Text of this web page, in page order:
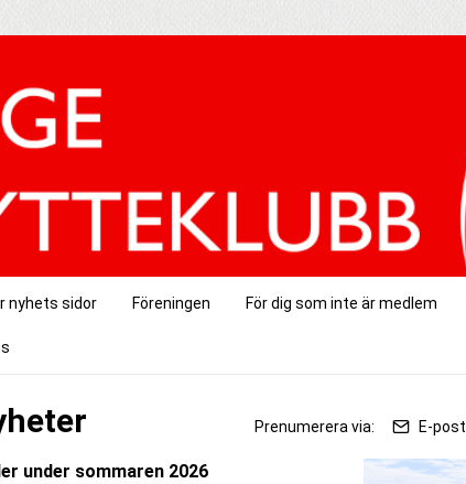
nyhets sidor Föreningen För dig som inte är medlem
Prenumerera via: E-post
under sommaren 2026